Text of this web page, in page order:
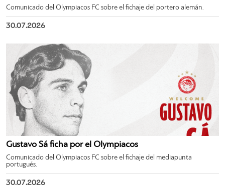
Comunicado del Olympiacos FC sobre el fichaje del portero alemán.
30.07.2026
Gustavo Sá ficha por el Olympiacos
Comunicado del Olympiacos FC sobre el fichaje del mediapunta
portugués.
30.07.2026